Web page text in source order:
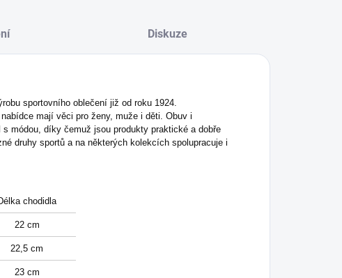
Diskuze
sportovního oblečení již od roku 1924.
mají věci pro ženy, muže i děti. Obuv i
módou, díky čemuž jsou produkty praktické a dobře
druhy sportů a na některých kolekcích spolupracuje i
chodidla
22 cm
22,5 cm
23 cm